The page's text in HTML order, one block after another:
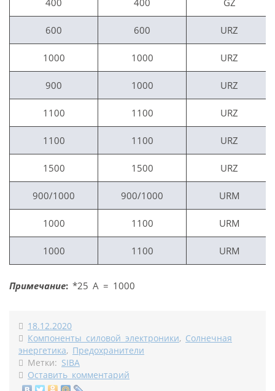
400 400 GZ
600 600 URZ
1000 1000 URZ
900 1000 URZ
1100 1100 URZ
1100 1100 URZ
1500 1500 URZ
900/1000 900/1000 URM
1000 1100 URM
1000 1100 URM
Примечание: *25 A = 1000
18.12.2020
Компоненты силовой электроники, Солнечная
энергетика, Предохранители
Метки: SIBA
Оставить комментарий